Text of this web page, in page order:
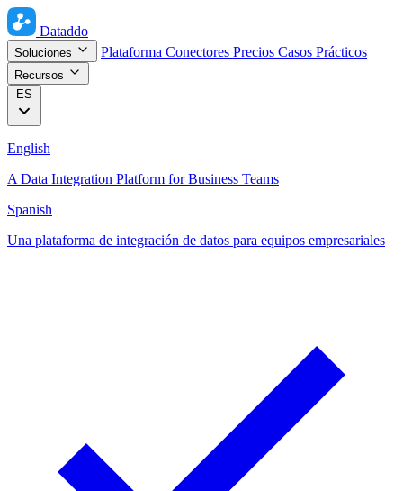
Dataddo
Soluciones Plataforma Conectores Precios Casos Prácticos
Recursos
ES
English
A Data Integration Platform for Business Teams
Spanish
Una plataforma de integración de datos para equipos empresariales